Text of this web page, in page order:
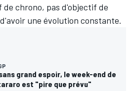
de chrono, pas d'objectif de
une évolution constante.
grand espoir, le week-end de
est "pire que prévu"